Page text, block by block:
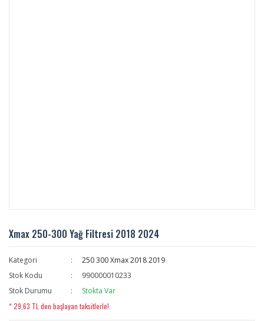
Xmax 250-300 Yağ Filtresi 2018 2024
Kategori
250 300 Xmax 2018 2019
Stok Kodu
990000010233
Stok Durumu
Stokta Var
* 29,63 TL den başlayan taksitlerle!